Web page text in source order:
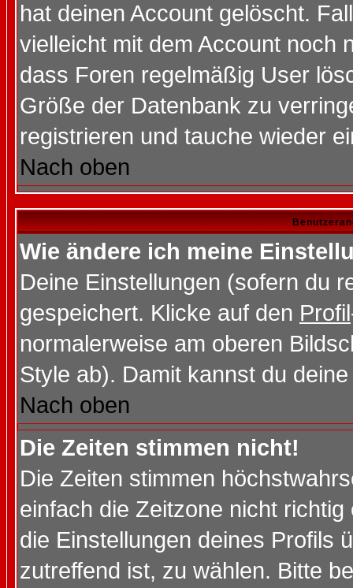
hat deinen Account gelöscht.
vielleicht mit dem Account noch
dass Foren regelmäßig User
Größe der Datenbank zu
registrieren und tauche wieder
Nach oben
Wie ändere ich meine
Deine Einstellungen (sofern du
gespeichert. Klicke auf den Profil
normalerweise am oberen
Style ab). Damit kannst du
Nach oben
Die Zeiten stimmen nicht!
Die Zeiten stimmen
einfach die Zeitzone nicht
die Einstellungen deines Profils
zutreffend ist, zu wählen. Bitte